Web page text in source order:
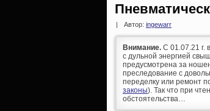
Автор: ingewarr
Внимание. С 01.07.21 г.
с дульной энергией
предусмотрена за
преследование с
переделку или ремонт
законы). Так что при
обстоятельства…